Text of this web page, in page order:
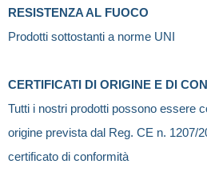
RESISTENZA AL FUOCO
Prodotti sottostanti a norme UNI
CERTIFICATI DI ORIGINE E DI
Tutti i nostri prodotti possono essere
origine prevista dal Reg. CE n. 1207/
certificato di conformità